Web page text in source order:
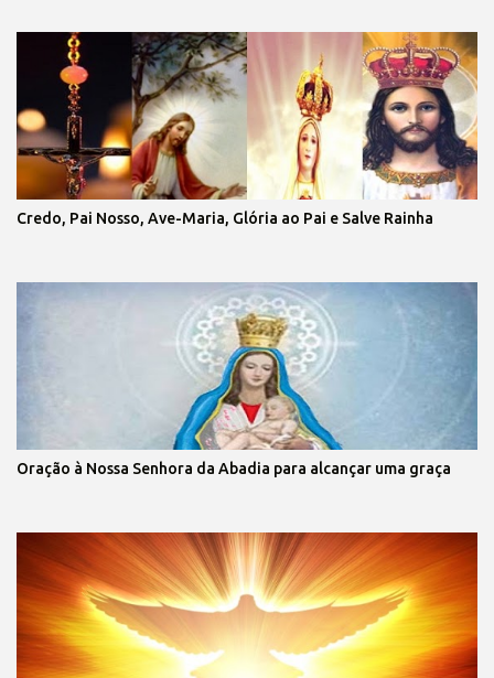
Credo, Pai Nosso, Ave-Maria, Glória ao Pai e Salve Rainha
Oração à Nossa Senhora da Abadia para alcançar uma graça